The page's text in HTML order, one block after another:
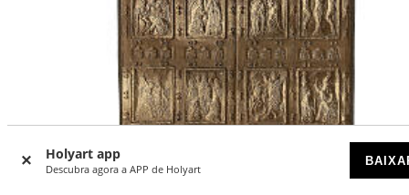
Holyart app
Descubra agora a APP de Holyart